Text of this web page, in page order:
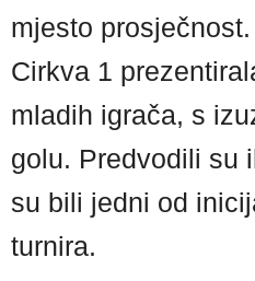
mjesto
Cirkva 1
mladih igrača, s
golu. Predvodili su
su bili jedni od
turnira.